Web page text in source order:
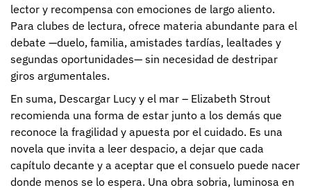
lector y recompensa con emociones de largo aliento.
Para clubes de lectura, ofrece materia abundante para el
debate —duelo, familia, amistades tardías, lealtades y
segundas oportunidades— sin necesidad de destripar
giros argumentales.
En suma, Descargar Lucy y el mar – Elizabeth Strout
recomienda una forma de estar junto a los demás que
reconoce la fragilidad y apuesta por el cuidado. Es una
novela que invita a leer despacio, a dejar que cada
capítulo decante y a aceptar que el consuelo puede nacer
donde menos se lo espera. Una obra sobria, luminosa en